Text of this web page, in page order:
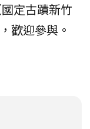
定古蹟新竹
歡迎參與。